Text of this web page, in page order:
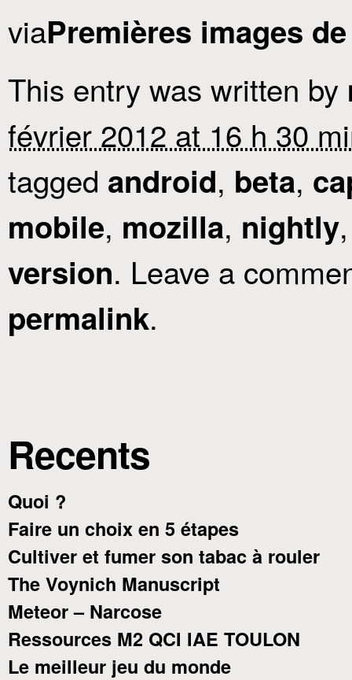
viaPremières images
This entry was written by
février 2012 at 16 h 30
tagged android, beta,
mobile, mozilla, nightly
version. Leave a
permalink.
Recents
Quoi ?
Faire un choix en 5 étapes
Cultiver et fumer son tabac à rouler
The Voynich Manuscript
Meteor – Narcose
Ressources M2 QCI IAE TOULON
Le meilleur jeu du monde